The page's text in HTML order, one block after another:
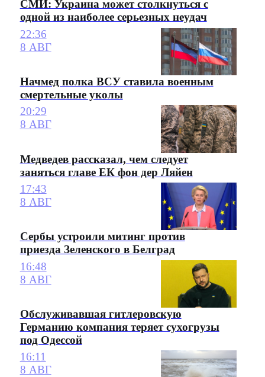
СМИ: Украина может столкнуться с
одной из наиболее серьезных неудач
22:36
8 АВГ
Начмед полка ВСУ ставила военным
смертельные уколы
20:29
8 АВГ
Медведев рассказал, чем следует
заняться главе ЕК фон дер Ляйен
17:43
8 АВГ
Сербы устроили митинг против
приезда Зеленского в Белград
16:48
8 АВГ
Обслуживавшая гитлеровскую
Германию компания теряет сухогрузы
под Одессой
16:11
8 АВГ